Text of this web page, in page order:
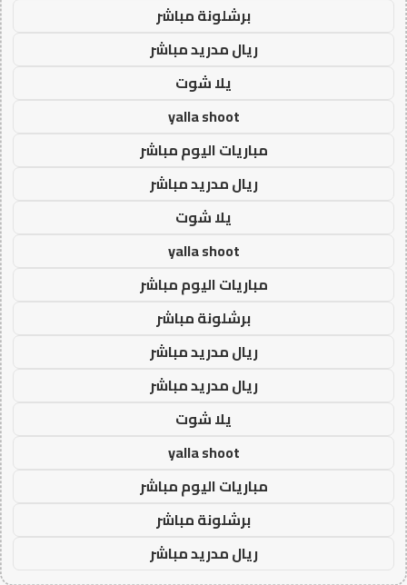
برشلونة مباشر
ريال مدريد مباشر
يلا شوت
yalla shoot
مباريات اليوم مباشر
ريال مدريد مباشر
يلا شوت
yalla shoot
مباريات اليوم مباشر
برشلونة مباشر
ريال مدريد مباشر
ريال مدريد مباشر
يلا شوت
yalla shoot
مباريات اليوم مباشر
برشلونة مباشر
ريال مدريد مباشر